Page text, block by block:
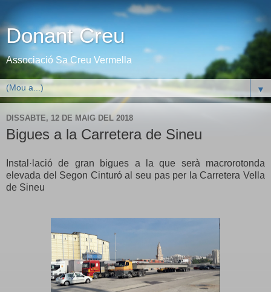
Donant Creu
Associació Sa Creu Vermella
▼
DISSABTE, 12 DE MAIG DEL 2018
Bigues a la Carretera de Sineu
Instal·lació de gran bigues a la que serà macrorotonda
elevada del Segon Cinturó al seu pas per la Carretera Vella
de Sineu